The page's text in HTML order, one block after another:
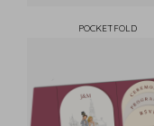
POCKETFOLD